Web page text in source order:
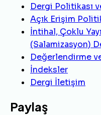
Dergi Politikası
Açık Erişim
İntihal, Çoklu
(Salamizasyon)
Değerlendirme
İndeksler
Dergi İletişim
Paylaş